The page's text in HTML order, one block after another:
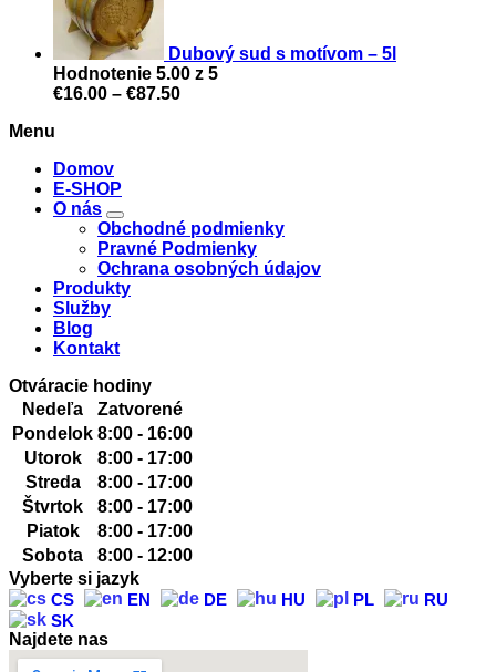
Dubový sud s motívom – 5l
Hodnotenie 5.00 z 5
€16.00 – €87.50Price
Menu
Domov
E-SHOP
O nás
Obchodné podmienky
Pravné Podmienky
Ochrana osobných údajov
Produkty
Služby
Blog
Kontakt
Otváracie hodiny
Nedeľa
Zatvorené
Pondelok 8:00 - 16:00
Utorok
8:00 - 17:00
Streda
8:00 - 17:00
Štvrtok
8:00 - 17:00
Piatok
8:00 - 17:00
Sobota
8:00 - 12:00
Vyberte si jazyk
CS
EN DE HU PL
RU
SK
Najdete nas